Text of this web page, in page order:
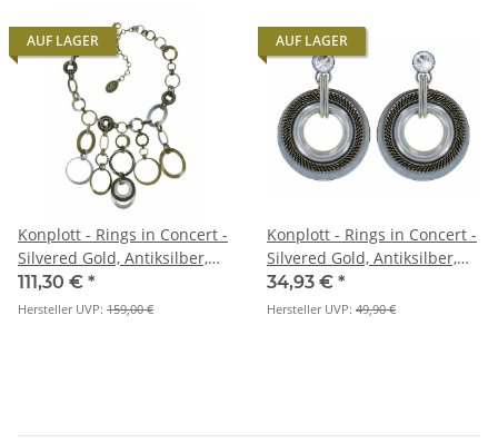
AUF LAGER
Konplott - Rings in Concert -
Silvered Gold, Antiksilber,
Antikmressing, Halskette
111,30 € *
Hersteller UVP: 159,00 €
AUF LAGER
Konplott - Rings in Concert -
Silvered Gold, Antiksilber,
Antikmressing, Ohrringe mit
Stecker und Hängelement
34,93 € *
Hersteller UVP: 49,90 €